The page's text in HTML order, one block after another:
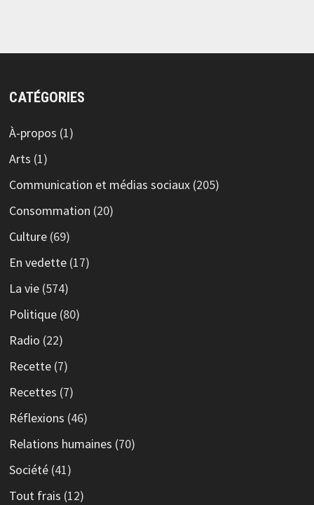
CATÉGORIES
À-propos (1)
Arts (1)
Communication et médias sociaux(205)
Consommation (20)
Culture(69)
En vedette(17)
La vie(574)
Politique(80)
Radio (22)
Recette(7)
Recettes (7)
Réflexions (46)
Relations humaines (70)
Société(41)
Tout frais (12)